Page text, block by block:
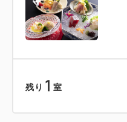
残り 1 室